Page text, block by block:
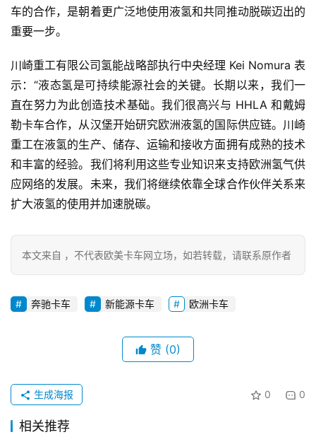
独
家
资
讯
视
频
专
题
登录 注册
车的合作，是朝着更广泛地使用液氢和共同推动脱碳迈出的
重要一步。
川崎重工有限公司氢能战略部执行中央经理 Kei Nomura 表
示：“液态氢是可持续能源社会的关键。长期以来，我们一
直在努力为此创造技术基础。我们很高兴与 HHLA 和戴姆
勒卡车合作，从汉堡开始研究欧洲液氢的国际供应链。川崎
重工在液氢的生产、储存、运输和接收方面拥有成熟的技术
和丰富的经验。我们将利用这些专业知识来支持欧洲氢气供
应网络的发展。未来，我们将继续依靠全球合作伙伴关系来
扩大液氢的使用并加速脱碳。
本文来自 ，不代表欧美卡车网立场，如若转载，请联系原作者
奔驰卡车 新能源卡车 欧洲卡车
赞 (0)
0 0
生成海报
相关推荐